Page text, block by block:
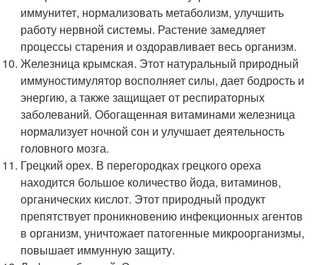
иммунитет, нормализовать метаболизм, улучшить
работу нервной системы. Растение замедляет
процессы старения и оздоравливает весь организм.
Железница крымская. Этот натуральный природный
иммуностимулятор восполняет силы, дает бодрость и
энергию, а также защищает от респираторных
заболеваний. Обогащенная витаминами железница
нормализует ночной сон и улучшает деятельность
головного мозга.
Грецкий орех. В перегородках грецкого ореха
находится большое количество йода, витаминов,
органических кислот. Этот природный продукт
препятствует проникновению инфекционных агентов
в организм, уничтожает патогенные микроорганизмы,
повышает иммунную защиту.